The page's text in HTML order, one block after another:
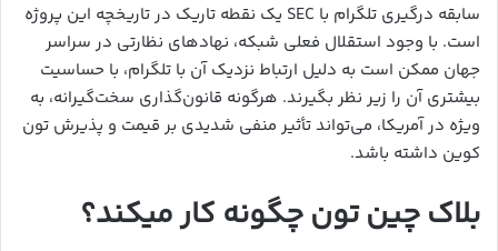
سابقه درگیری تلگرام با SEC یک نقطه تاریک در تاریخچه این پروژه
است. با وجود استقلال فعلی شبکه، نهادهای نظارتی در سراسر
جهان ممکن است به دلیل ارتباط نزدیک آن با تلگرام، با حساسیت
بیشتری آن را زیر نظر بگیرند. هرگونه قانون‌گذاری سخت‌گیرانه، به
ویژه در آمریکا، می‌تواند تأثیر منفی شدیدی بر قیمت و پذیرش تون
کوین داشته باشد.
بلاک چین تون چگونه کار میکند؟